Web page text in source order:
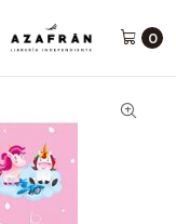
0
Encantados